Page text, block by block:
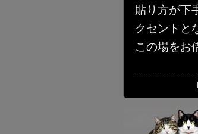
貼り方が下
クセントと
この場をお